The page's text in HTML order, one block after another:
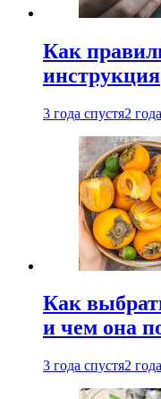
Как
инструкция
3 года спустя2
Как
и чем она
3 года спустя2